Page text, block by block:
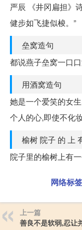
严辰 《井冈扁担》
健步如飞捷似梭。”
垒窝造句
都说燕子垒窝一口
用酒窝造句
她是一个爱笑的女
个人的心,即使不化
榆树 院子 的 上
院子里的榆树上有
网络标
上一篇
善良不是软弱,忍让